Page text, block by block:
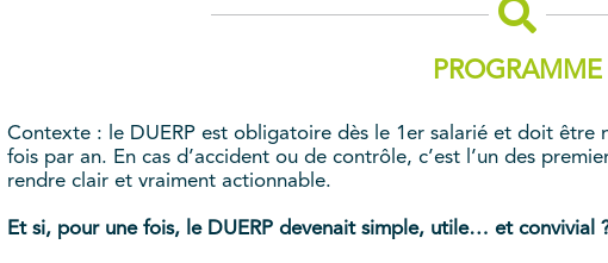
PROGRAMME
Contexte : le DUERP est obligatoire dès le 1er salarié et doit être
fois par an. En cas d’accident ou de contrôle, c’est l’un des
rendre clair et vraiment actionnable.
Et si, pour une fois, le DUERP devenait simple, utile… et convivial